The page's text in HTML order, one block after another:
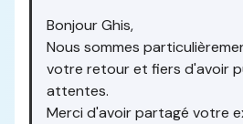
Bonjour Ghis,
Nous sommes
votre retour et fiers d'avoir
attentes.
Merci d'avoir partagé votre